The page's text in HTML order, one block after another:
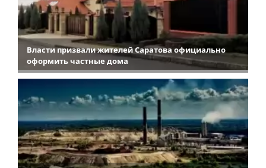
Власти призвали жителей Саратова официально
оформить частные дома